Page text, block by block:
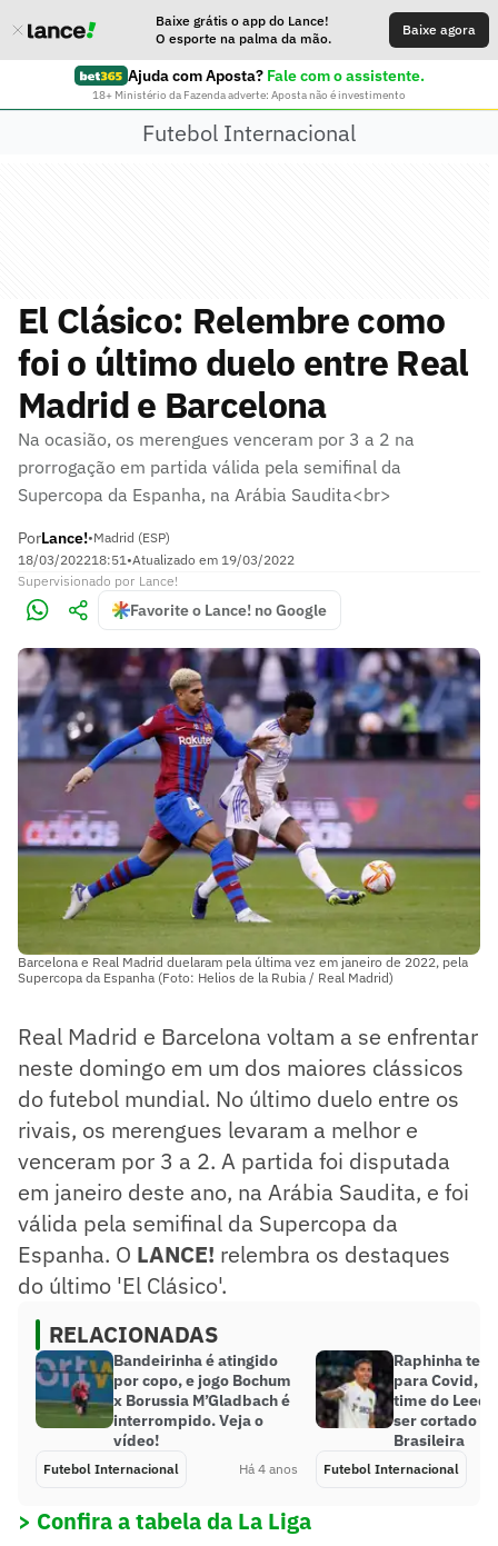
Baixe grátis o app do Lance!
O esporte na palma da mão.
Baixe agora
Ajuda com Aposta? Fale com o assistente.
18+ Ministério da Fazenda adverte: Aposta não é investimento
Futebol Internacional
El Clásico: Relembre como
foi o último duelo entre Real
Madrid e Barcelona
Na ocasião, os merengues venceram por 3 a 2 na
prorrogação em partida válida pela semifinal da
Supercopa da Espanha, na Arábia Saudita<br>
PorLance!•Madrid (ESP)
18/03/202218:51•Atualizado em 19/03/2022
Supervisionado por Lance!
Favorite o Lance! no Google
Barcelona e Real Madrid duelaram pela última vez em janeiro de 2022, pela
Supercopa da Espanha (Foto: Helios de la Rubia / Real Madrid)
Real Madrid e Barcelona voltam a se enfrentar
neste domingo em um dos maiores clássicos
do futebol mundial. No último duelo entre os
rivais, os merengues levaram a melhor e
venceram por 3 a 2. A partida foi disputada
em janeiro deste ano, na Arábia Saudita, e foi
válida pela semifinal da Supercopa da
Espanha. O LANCE! relembra os destaques
do último 'El Clásico'.
RELACIONADAS
Bandeirinha é atingido
por copo, e jogo Bochum
x Borussia M’Gladbach é
interrompido. Veja o
vídeo!
Futebol Internacional Há 4 anos
Raphinha
para Covid,
time do
ser cortado
Brasileira
Futebol Internacional
> Confira a tabela da La Liga